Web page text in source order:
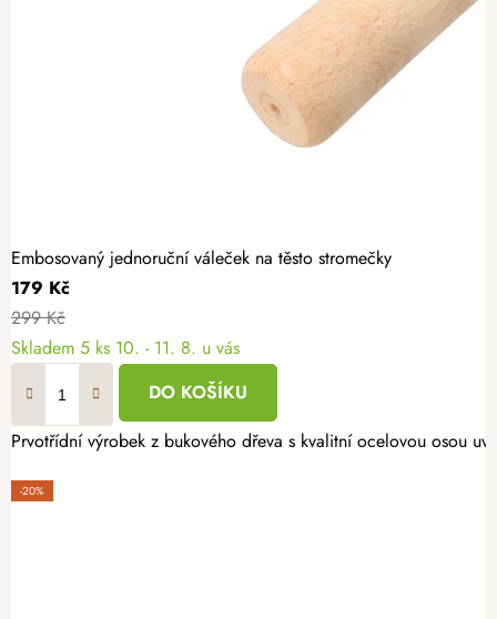
Embosovaný jednoruční váleček na těsto stromečky
179 Kč
299 Kč
Skladem 5 ks 10. - 11. 8. u vás
DO KOŠÍKU
Prvotřídní výrobek z bukového dřeva s kvalitní ocelovou osou
-20%